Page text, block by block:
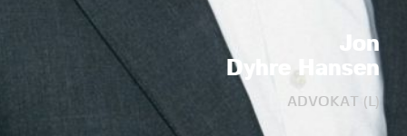
Jon
Dyhre Hansen
ADVOKAT (L)